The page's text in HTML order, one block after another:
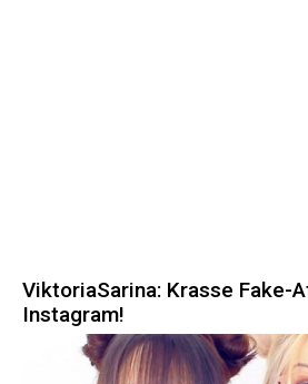
ViktoriaSarina: Krasse Fake-
Instagram!